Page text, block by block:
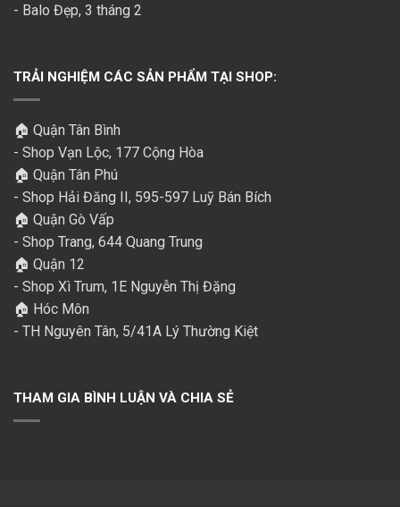
- Balo Đẹp, 3 tháng 2
TRẢI NGHIỆM CÁC SẢN PHẨM TẠI SHOP:
🏠 Quận Tân Bình
- Shop Vạn Lộc, 177 Cộng Hòa
🏠 Quận Tân Phú
- Shop Hải Đăng II, 595-597 Luỹ Bán Bích
🏠 Quận Gò Vấp
- Shop Trang, 644 Quang Trung
🏠 Quận 12
- Shop Xì Trum, 1E Nguyễn Thị Đặng
🏠 Hóc Môn
- TH Nguyên Tân, 5/41A Lý Thường Kiệt
THAM GIA BÌNH LUẬN VÀ CHIA SẺ